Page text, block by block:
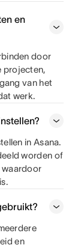
en
door
projecten,
van het
werk.
in Asana.
worden of
waardoor
en